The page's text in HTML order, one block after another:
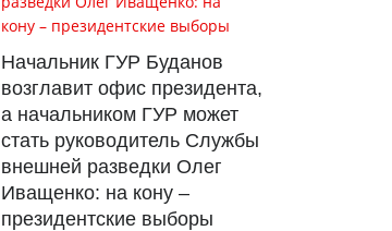
Начальник ГУР Буданов
возглавит офис президента,
а начальником ГУР может
стать руководитель Службы
внешней разведки Олег
Иващенко: на кону –
президентские выборы